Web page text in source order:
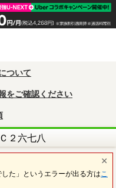
ついて
をご確認ください
２六七八
た」というエラーが出る方は こ